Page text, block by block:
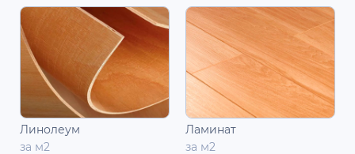
Линолеум
за м2
Ламинат
за м2